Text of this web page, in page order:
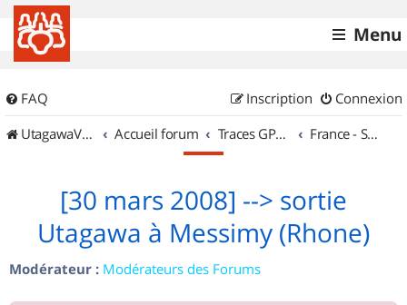
Menu
FAQ Connexion
Inscription
UtagawaVTT (Randos VTT et VTTAE avec traces GPS)
Accueil forum Traces GPS de randos VTT France - Sud Est
[30 mars 2008] --> sortie
Utagawa à Messimy (Rhone)
Modérateur : Modérateurs des Forums